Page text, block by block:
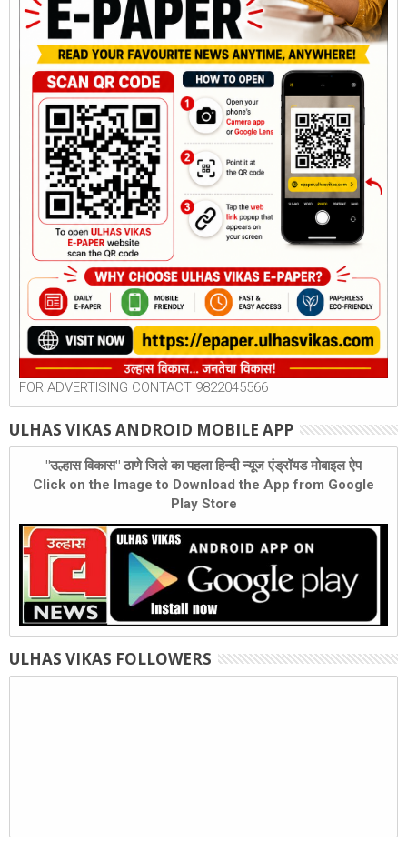
FOR ADVERTISING CONTACT 9822045566
ULHAS VIKAS ANDROID MOBILE APP
"उल्हास विकास" ठाणे जिले का पहला हिन्दी न्यूज एंड्रॉयड मोबाइल ऐप
Click on the Image to Download the App from Google
Play Store
ULHAS VIKAS FOLLOWERS